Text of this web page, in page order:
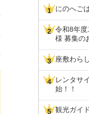
にのへご
令和8年
様 募集の
座敷わらし
レンタサ
始！！
観光ガイド